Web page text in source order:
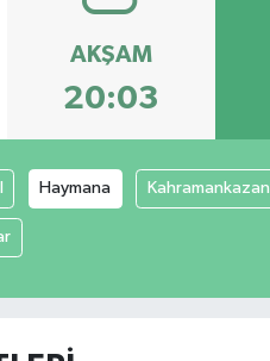
AKŞAM
20:03
Haymana Kahramankazan